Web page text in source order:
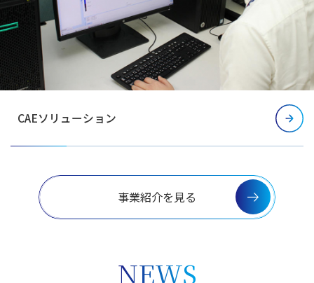
CAEソリューション
事業紹介を見る
NEWS